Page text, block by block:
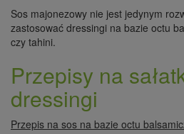
Sos majonezowy nie jest jedynym
zastosować dressingi na bazie octu
czy tahini.
Przepisy na
dressingi
Przepis na sos na bazie octu